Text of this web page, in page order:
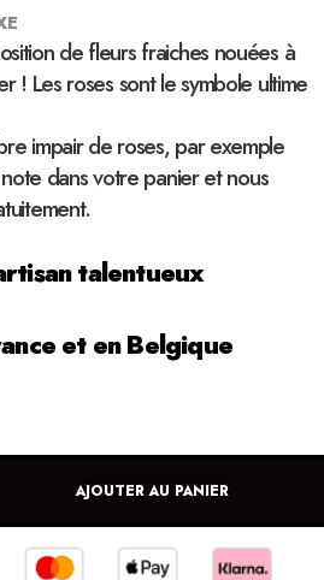
de fleurs fraiches nouées à
! Les roses sont le symbole ultime
impair de roses, par exemple
dans votre panier et nous
talentueux
et en Belgique
AJOUTER AU PANIER